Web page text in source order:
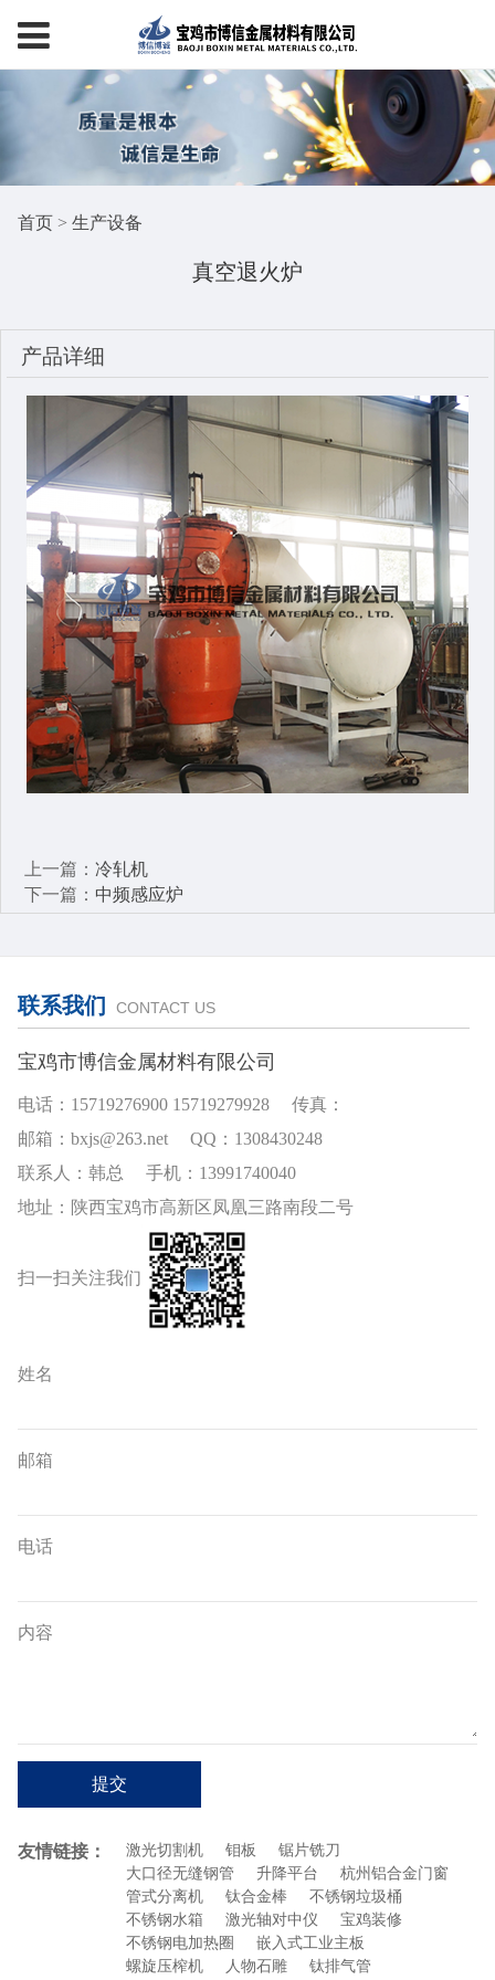
首页> 生产设备
真空退火炉
产品详细
上一篇： 冷轧机
下一篇： 中频感应炉
联系我们 CONTACT US
宝鸡市博信金属材料有限公司
电话：15719276900 15719279928 传真：
邮箱：bxjs@263.net QQ：1308430248
联系人：韩总 手机：13991740040
地址：陕西宝鸡市高新区凤凰三路南段二号
扫一扫关注我们
姓名
邮箱
电话
内容
提交
友情链接： 激光切割机 钼板
锯片铣刀
大口径无缝钢管
升降平台
杭州铝合金门窗
管式分离机
钛合金棒
不锈钢垃圾桶
不锈钢水箱
激光轴对中仪
宝鸡装修
不锈钢电加热圈
嵌入式工业主板
螺旋压榨机
人物石雕 钛排气管